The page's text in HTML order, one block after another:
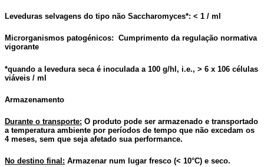
Leveduras selvagens do tipo não Saccharomyces*: < 1 / ml
Microrganismos patogénicos: Cumprimento da regulação normativa
vigorante
*quando a levedura seca é inoculada a 100 g/hl, i.e., > 6 x 106 células
viáveis / ml
Armazenamento
Durante o transporte: O produto pode ser armazenado e transportado
a temperatura ambiente por períodos de tempo que não excedam os
4 meses, sem que seja afetado sua performance.
No destino final: Armazenar num lugar fresco (< 10°C) e seco.